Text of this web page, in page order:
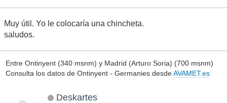
Muy útil. Yo le colocaría una chincheta.
saludos.
Entre Ontinyent (340 msnm) y Madrid (Arturo Soria) (700 msnm)
Consulta los datos de Ontinyent - Germanies desdeAVAMET.es
Deskartes